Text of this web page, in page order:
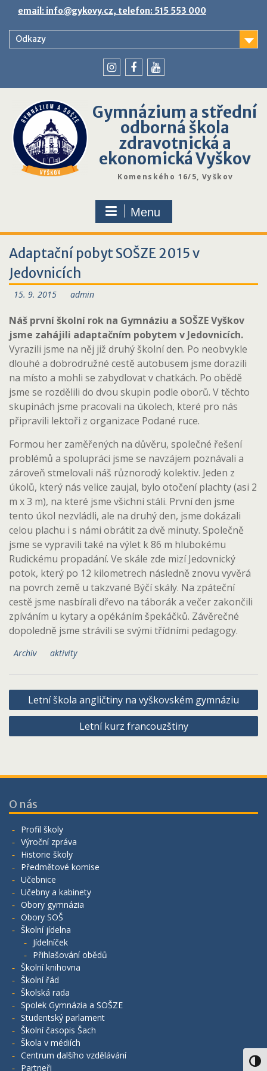
content
email: info@gykovy.cz, telefon: 515 553 000
Odkazy
Gymnázium a střední
odborná škola
zdravotnická a
ekonomická Vyškov
Komenského 16/5, Vyškov
Menu
Adaptační pobyt SOŠZE 2015 v
Jedovnicích
15. 9. 2015 admin
Náš první školní rok na Gymnáziu a SOŠZE Vyškov
jsme zahájili adaptačním pobytem v Jedovnicích.
Vyrazili jsme na něj již druhý školní den. Po neobvykle
dlouhé a dobrodružné cestě autobusem jsme dorazili
na místo a mohli se zabydlovat v chatkách. Po obědě
jsme se rozdělili do dvou skupin podle oborů. V těchto
skupinách jsme pracovali na úkolech, které pro nás
připravili lektoři z organizace Podané ruce.
Formou her zaměřených na důvěru, společné řešení
problémů a spolupráci jsme se navzájem poznávali a
zároveň stmelovali náš různorodý kolektiv. Jeden z
úkolů, který nás velice zaujal, bylo otočení plachty (asi 2
m x 3 m), na které jsme všichni stáli. První den jsme
tento úkol nezvládli, ale na druhý den, jsme dokázali
celou plachu i s námi obrátit za dvě minuty. Společně
jsme se vypravili také na výlet k 86 m hlubokému
Rudickému propadání. Ve skále zde mizí Jedovnický
potok, který po 12 kilometrech následně znovu vyvěrá
na povrch země u takzvané Býčí skály. Na zpáteční
cestě jsme nasbírali dřevo na táborák a večer zakončili
zpíváním u kytary a opékáním špekáčků. Závěrečné
dopoledně jsme strávili se svými třídními pedagogy.
Archiv aktivity
Navigace
pro
Letní škola angličtiny na vyškovském gymnáziu
Letní kurz francouzštiny
O nás
Profil školy
Výroční zpráva
Historie školy
Předmětové komise
Učebnice
Učebny a kabinety
Obory gymnázia
Obory SOŠ
Školní jídelna
Jídelníček
Přihlašování obědů
Školní knihovna
Školní řád
Školská rada
Spolek Gymnázia a SOŠZE
Studentský parlament
Školní časopis Šach
Škola v médiích
Centrum dalšího vzdělávání
Partneři